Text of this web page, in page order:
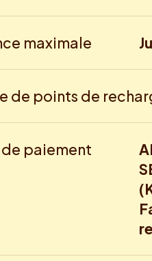
maximale
de points de
paiement